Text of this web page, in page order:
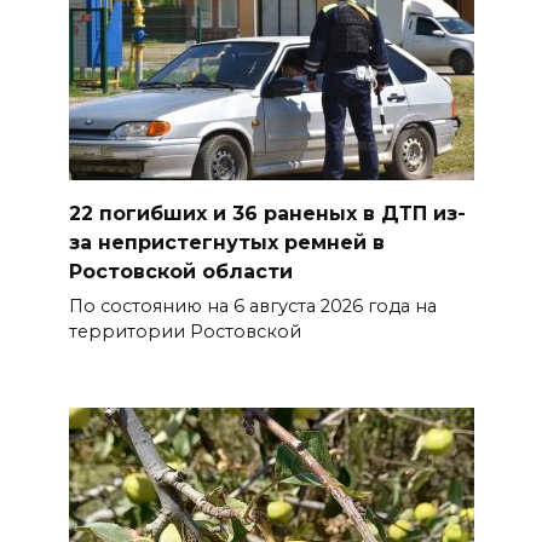
07 августа 2026 19:19
В Таганроге из-за аварии
отключили свет на четырех
улицах
07 августа 2026 18:42
В Ростовской области более
2000 жителей бесплатно
осваивают новые профессии
07 августа 2026 18:38
Бесплатные путевки для 17
тысяч детей: в Ростовской
области продолжается
оздоровительная кампания
22 погибших и 36 раненых в ДТП из-
за непристегнутых ремней в
Ростовской области
По состоянию на 6 августа 2026 года на
территории Ростовской